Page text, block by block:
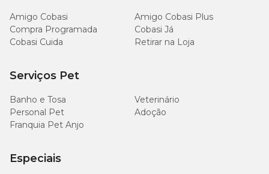
Amigo Cobasi
Amigo Cobasi Plus
Compra Programada
Cobasi Já
Cobasi Cuida
Retirar na Loja
Serviços Pet
Banho e Tosa
Veterinário
Personal Pet
Adoção
Franquia Pet Anjo
Especiais